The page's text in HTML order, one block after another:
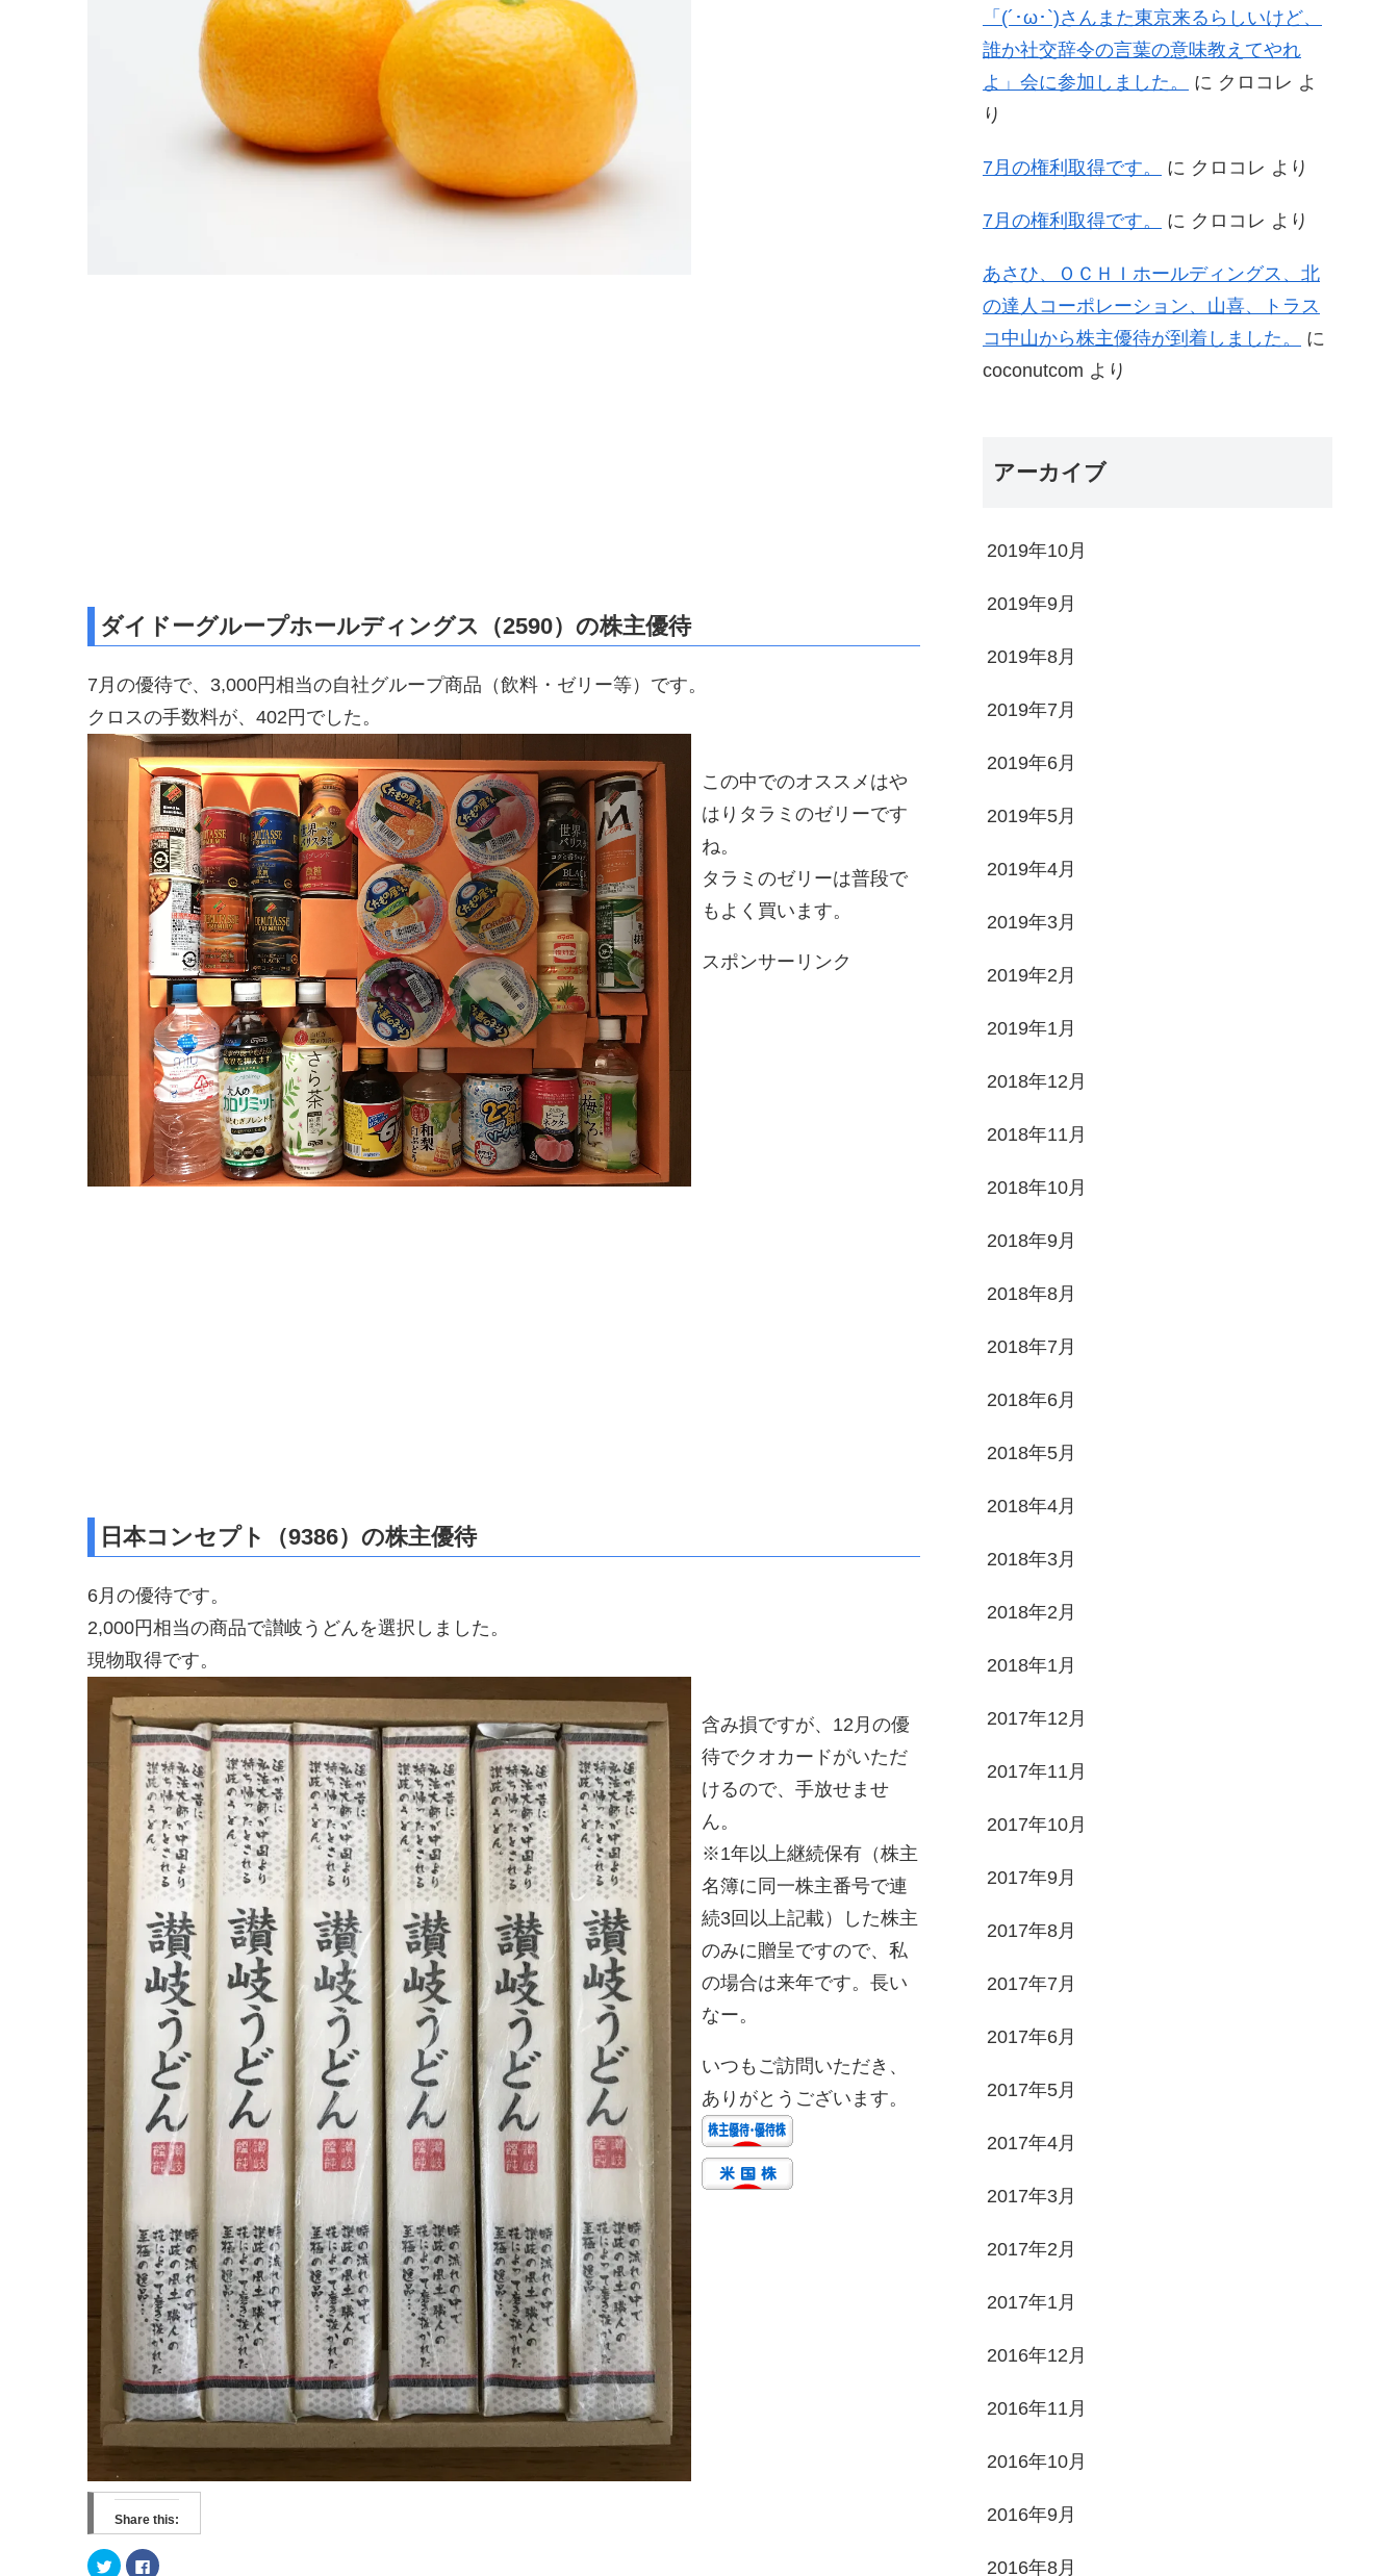
ダイドーグループホールディングス（2590）の株主優待
7月の優待で、3,000円相当の自社グループ商品（飲料・ゼリー等）です。
クロスの手数料が、402円でした。
この中でのオススメはや
はりタラミのゼリーです
ね。
タラミのゼリーは普段で
もよく買います。
スポンサーリンク
日本コンセプト（9386）の株主優待
6月の優待です。
2,000円相当の商品で讃岐うどんを選択しました。
現物取得です。
含み損ですが、12月の優
待でクオカードがいただ
けるので、手放せませ
ん。
※1年以上継続保有（株主
名簿に同一株主番号で連
続3回以上記載）した株主
のみに贈呈ですので、私
の場合は来年です。長い
なー。
いつもご訪問いただき、
ありがとうございます。
Share this:
ク F
「(´･ω･`)さんまた東京来るらしいけど、
誰か社交辞令の言葉の意味教えてやれ
よ」会に参加しました。
に クロコレ よ
り
7月の権利取得です。 に クロコレ より
7月の権利取得です。 に クロコレ より
あさひ、ＯＣＨＩホールディングス、北
の達人コーポレーション、山喜、トラス
コ中山から株主優待が到着しました。
に
coconutcom より
アーカイブ
2019年10月
2019年9月
2019年8月
2019年7月
2019年6月
2019年5月
2019年4月
2019年3月
2019年2月
2019年1月
2018年12月
2018年11月
2018年10月
2018年9月
2018年8月
2018年7月
2018年6月
2018年5月
2018年4月
2018年3月
2018年2月
2018年1月
2017年12月
2017年11月
2017年10月
2017年9月
2017年8月
2017年7月
2017年6月
2017年5月
2017年4月
2017年3月
2017年2月
2017年1月
2016年12月
2016年11月
2016年10月
2016年9月
2016年8月